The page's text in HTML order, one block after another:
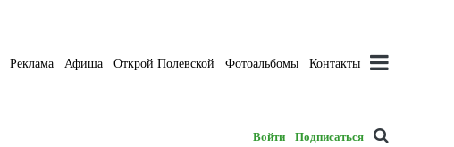
Реклама Афиша Открой Полевской Фотоальбомы Контакты
Войти Подписаться